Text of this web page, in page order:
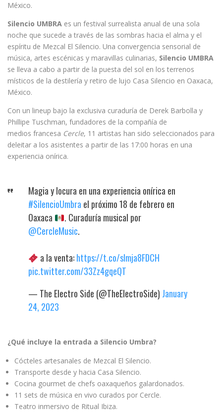
México.
Silencio UMBRA es un festival surrealista anual de una sola
noche que sucede a través de las sombras hacia el alma y el
espíritu de Mezcal El Silencio. Una convergencia sensorial de
música, artes escénicas y maravillas culinarias, Silencio UMBRA
se lleva a cabo a partir de la puesta del sol en los terrenos
místicos de la destilería y retiro de lujo Casa Silencio en Oaxaca,
México.
Con un lineup bajo la exclusiva curaduría de Derek Barbolla y
Phillipe Tuschman, fundadores de la compañía de
medios francesa Cercle, 11 artistas han sido seleccionados para
deleitar a los asistentes a partir de las 17:00 horas en una
experiencia onírica.
Magia y locura en una experiencia onírica en
#SilencioUmbra el próximo 18 de febrero en
Oaxaca
. Curaduría musical por
@CercleMusic.
a la venta:https://t.co/slmja8FDCH
pic.twitter.com/33Zz4gqeQT
— The Electro Side (@TheElectroSide) January
24, 2023
¿Qué incluye la entrada a Silencio Umbra?
Cócteles artesanales de Mezcal El Silencio.
Transporte desde y hacia Casa Silencio.
Cocina gourmet de chefs oaxaqueños galardonados.
11 sets de música en vivo curados por Cercle.
Teatro inmersivo de Ritual Ibiza.